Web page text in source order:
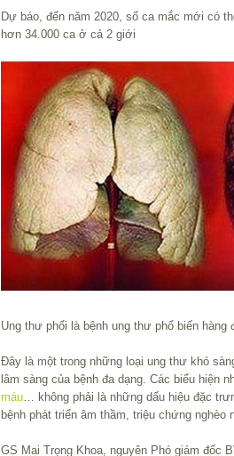
Dự báo, đến năm 2020, số ca mắc mới có
hơn 34.000 ca ở cả 2 giới
Ung thư phổi là bệnh ung thư phổ biến
Đây là một trong những loại ung thư khó
lâm sàng của bệnh đa dạng. Các biểu hiện
máu … không phải là những dấu hiệu đặc
bệnh phát triển âm thầm, triệu chứng nghèo
GS Mai Trọng Khoa, nguyên Phó giám đốc